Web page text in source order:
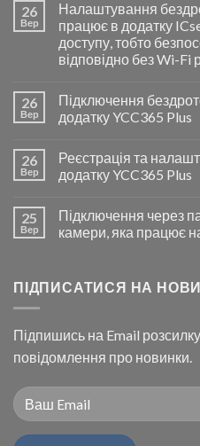
26
Вер
Налаштування
працює в додатку
доступу, тобто
відповідно без Wi-Fi
26
Вер
Підключення
додатку YCC365 Plus
26
Вер
Реєстрація та
додатку YCC365 Plus
25
Вер
Підключення через
камери, яка працює
ПІДПИСАТИСЯ НА
Підпишись на Email
повідомлення про новинки.